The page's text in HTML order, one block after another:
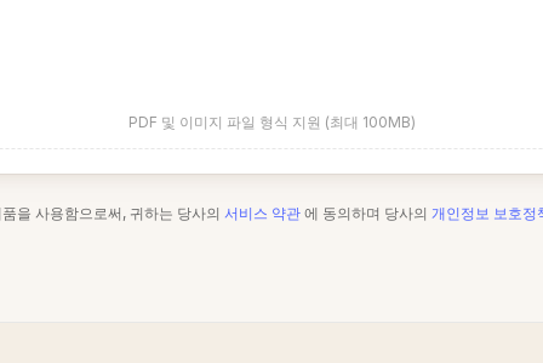
PDF 및 이미지 파일 형식 지원 (최대 100MB)
을 사용함으로써, 귀하는 당사의 서비스 약관 에 동의하며 당사의 개인정보 보호정